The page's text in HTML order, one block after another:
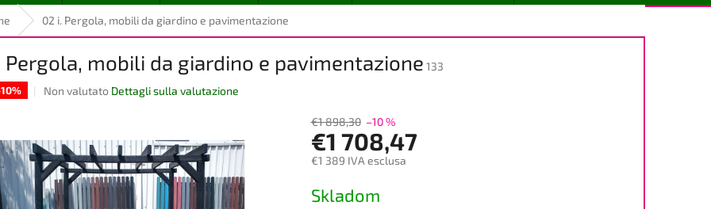
02 i. Pergola, mobili da giardino e pavimentazione
Pergola, mobili da giardino e pavimentazione 133
La
prodotto
è
0,0
su
Non valutato Dettagli sulla valutazione
€1 898,30 –10 %
€1 708,47
€1 389 IVA esclusa
della
Skladom